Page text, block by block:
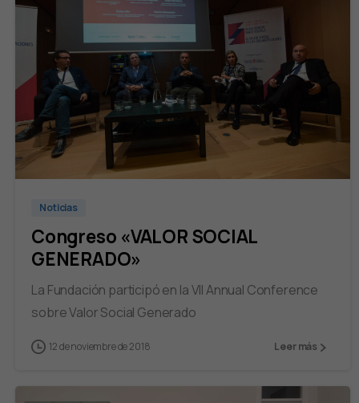
Noticias
Congreso «VALOR SOCIAL
GENERADO»
La Fundación participó en la VII Annual Conference
sobre Valor Social Generado
12 de noviembre de 2018 Leer más